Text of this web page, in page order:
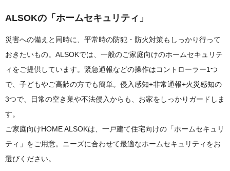
ALSOKの「ホームセキュリティ」
災害への備えと同時に、平常時の防犯・防火対策もしっかり行って
おきたいもの。ALSOKでは、一般のご家庭向けのホームセキュリテ
ィをご提供しています。緊急通報などの操作はコントローラー1つ
で、子どもやご高齢の方でも簡単。侵入感知+非常通報+火災感知の
3つで、日常の空き巣や不法侵入からも、お家をしっかりガードしま
す。
ご家庭向けHOME ALSOKは、一戸建て住宅向けの「ホームセキュリ
ティ」をご用意。ニーズに合わせて最適なホームセキュリティをお
選びください。